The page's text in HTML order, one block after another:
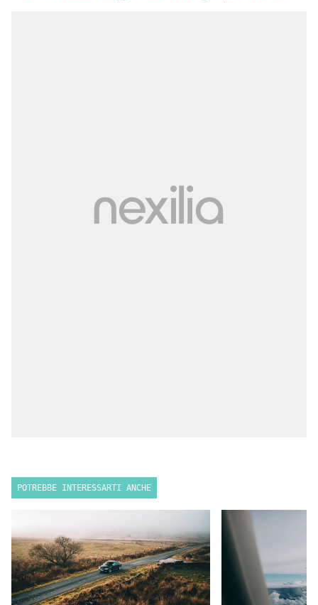
POTREBBE INTERESSARTI ANCHE